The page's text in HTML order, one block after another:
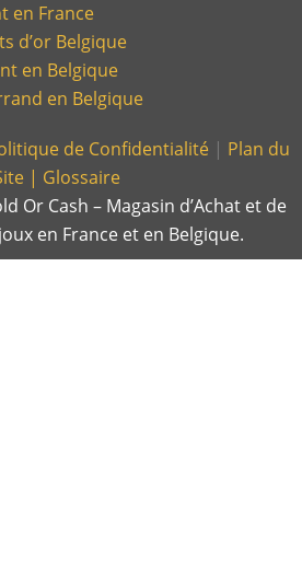
en France
d’or Belgique
en Belgique
en Belgique
de Confidentialité | Plan du
| Glossaire
Or Cash – Magasin d’Achat et de
en France et en Belgique.